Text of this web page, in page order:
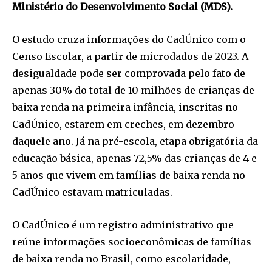
Ministério do Desenvolvimento Social (MDS).
O estudo cruza informações do CadÚnico com o
Censo Escolar, a partir de microdados de 2023. A
desigualdade pode ser comprovada pelo fato de
apenas 30% do total de 10 milhões de crianças de
baixa renda na primeira infância, inscritas no
CadÚnico, estarem em creches, em dezembro
daquele ano. Já na pré-escola, etapa obrigatória da
educação básica, apenas 72,5% das crianças de 4 e
5 anos que vivem em famílias de baixa renda no
CadÚnico estavam matriculadas.
O CadÚnico é um registro administrativo que
reúne informações socioeconômicas de famílias
de baixa renda no Brasil, como escolaridade,